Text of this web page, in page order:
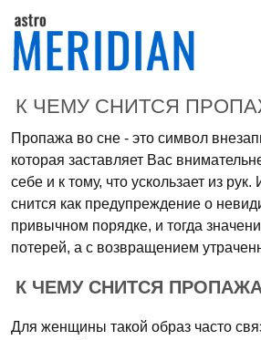
К ЧЕМУ СНИТСЯ
Пропажа во сне - это символ
которая заставляет Вас
себе и к тому, что ускользает из
снится как предупреждение о
привычном порядке, и тогда
потерей, а с возвращением
К ЧЕМУ СНИТСЯ
Для женщины такой образ часто